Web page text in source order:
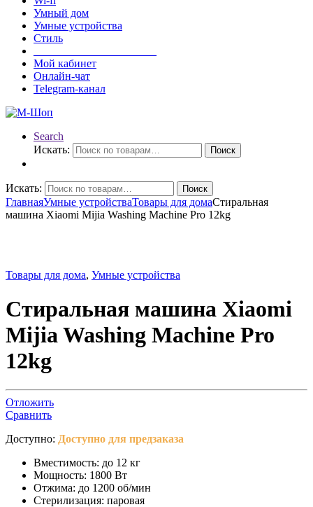
Умный дом
Умные устройства
Стиль
Мой кабинет
Онлайн-чат
Telegram-канал
Search
Искать:
Поиск
Искать: Поиск
ГлавнаяУмные устройстваТовары для домаСтиральная
машина Xiaomi Mijia Washing Machine Pro 12kg
Товары для дома, Умные устройства
Стиральная машина Xiaomi
Mijia Washing Machine Pro
12kg
Отложить
Сравнить
Доступно: Доступно для предзаказа
Вместимость: до 12 кг
Мощность: 1800 Вт
Отжима: до 1200 об/мин
Стерилизация: паровая